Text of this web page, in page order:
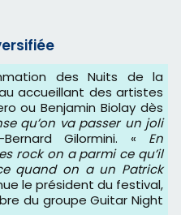
accueillant des artistes
ou Benjamin Biolay dès
qu’on va passer un joli
Gilormini. « En
rock on a parmi ce qu’il
quand on a un Patrick
le président du festival,
du groupe Guitar Night